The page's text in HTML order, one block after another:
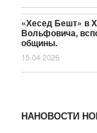
«Хесед Бешт» в
Вольфовича,
общины.
15.04.2026
НАНОВОСТИ